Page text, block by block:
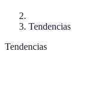
Tendencias
Tendencias